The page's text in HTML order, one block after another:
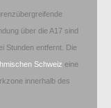
über die A17 sind
Stunden entfernt. Die
Schweiz eine
innerhalb des